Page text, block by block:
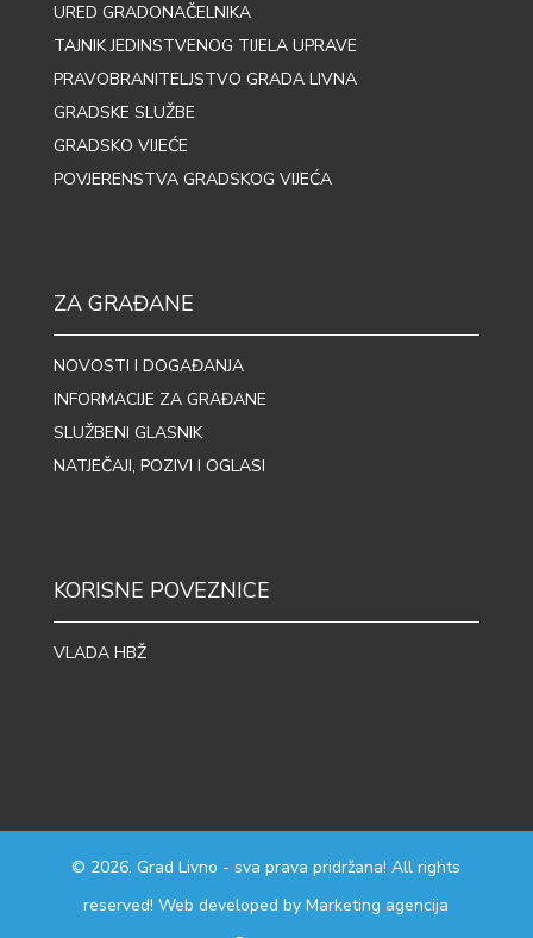
URED GRADONAČELNIKA
TAJNIK JEDINSTVENOG TIJELA UPRAVE
PRAVOBRANITELJSTVO GRADA LIVNA
GRADSKE SLUŽBE
GRADSKO VIJEĆE
POVJERENSTVA GRADSKOG VIJEĆA
ZA GRAĐANE
NOVOSTI I DOGAĐANJA
INFORMACIJE ZA GRAĐANE
SLUŽBENI GLASNIK
NATJEČAJI, POZIVI I OGLASI
KORISNE POVEZNICE
VLADA HBŽ
© 2026. Grad Livno - sva prava pridržana! All rights
reserved! Web developed byMarketing agencija